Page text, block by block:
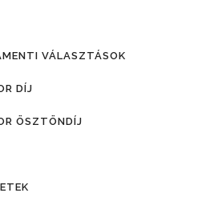
VÁLASZTÁSOK
DÍJ
ÖSZTÖNDÍJ